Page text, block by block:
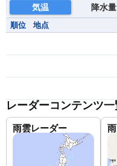
気温 降水量
順位 地点
レーダーコンテンツ一
雨雲レーダー